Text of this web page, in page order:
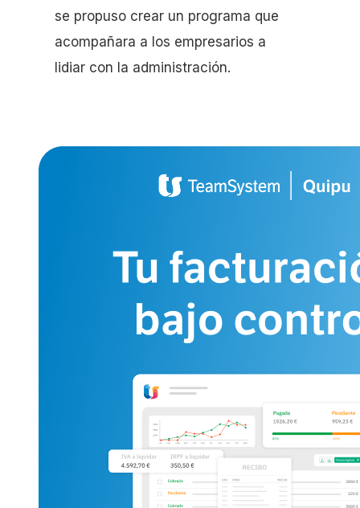
se propuso crear un programa que
acompañara a los empresarios a
lidiar con la administración.